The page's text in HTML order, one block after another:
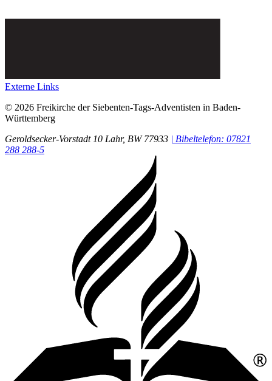
Externe Links
© 2026 Freikirche der Siebenten-Tags-Adventisten in Baden-
Württemberg
Geroldsecker-Vorstadt 10 Lahr, BW 77933 | Bibeltelefon: 07821
288 288-5